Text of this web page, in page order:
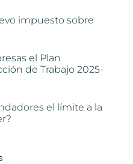
impuesto sobre
el Plan
de Trabajo 2025-
el límite a la